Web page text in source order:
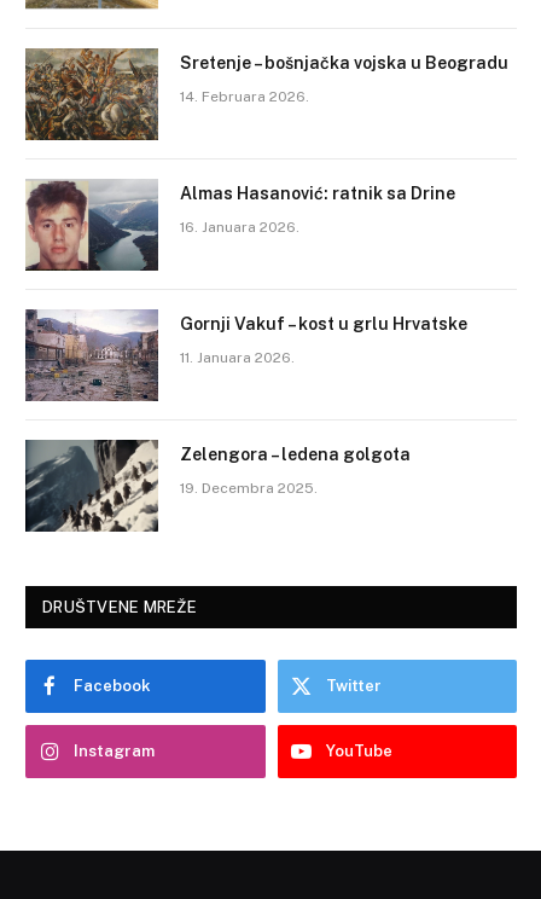
Sretenje – bošnjačka vojska u Beogradu
14. Februara 2026.
Almas Hasanović: ratnik sa Drine
16. Januara 2026.
Gornji Vakuf – kost u grlu Hrvatske
11. Januara 2026.
Zelengora – ledena golgota
19. Decembra 2025.
DRUŠTVENE MREŽE
Facebook Twitter
Instagram YouTube